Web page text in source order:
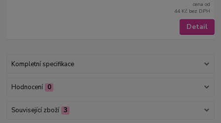
cena od
44 Kč bez DPH
Detail
Kompletní specifikace
Hodnocení 0
Související zboží 3